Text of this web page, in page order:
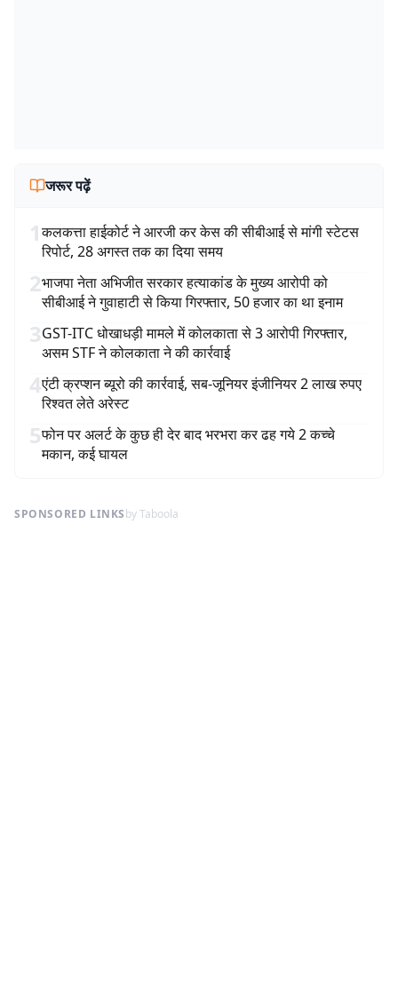
जरूर पढ़ें
1कलकत्ता हाईकोर्ट ने आरजी कर केस की सीबीआई से मांगी स्टेटस
रिपोर्ट, 28 अगस्त तक का दिया समय
2भाजपा नेता अभिजीत सरकार हत्याकांड के मुख्य आरोपी को
सीबीआई ने गुवाहाटी से किया गिरफ्तार, 50 हजार का था इनाम
3GST-ITC धोखाधड़ी मामले में कोलकाता से 3 आरोपी गिरफ्तार,
असम STF ने कोलकाता ने की कार्रवाई
4एंटी क्रप्शन ब्यूरो की कार्रवाई, सब-जूनियर इंजीनियर 2 लाख रुपए
रिश्वत लेते अरेस्ट
5फोन पर अलर्ट के कुछ ही देर बाद भरभरा कर ढह गये 2 कच्चे
मकान, कई घायल
SPONSORED LINKSby Taboola